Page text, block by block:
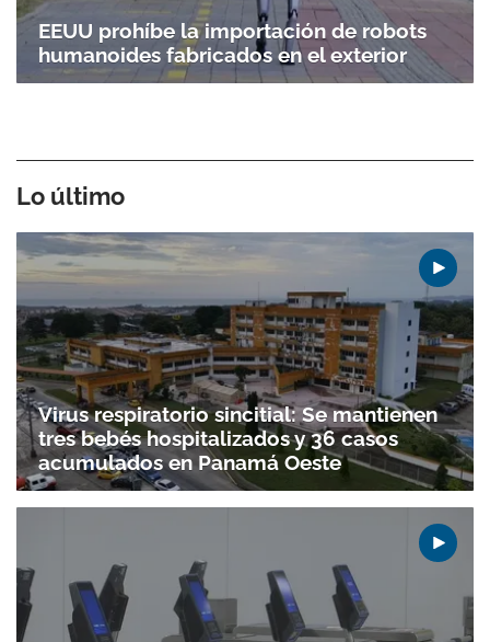
EEUU prohíbe la importación de robots
humanoides fabricados en el exterior
Lo último
Virus respiratorio sincitial: Se mantienen
tres bebés hospitalizados y 36 casos
acumulados en Panamá Oeste